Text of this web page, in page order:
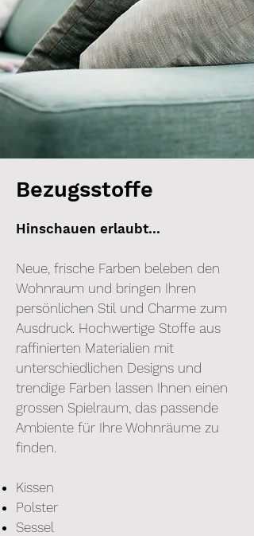
Bezugsstoffe
Hinschauen erlaubt...
Neue, frische Farben beleben den
Wohnraum und bringen Ihren
persönlichen Stil und Charme zum
Ausdruck. Hochwertige Stoffe aus
raffinierten Materialien mit
unterschiedlichen Designs und
trendige Farben lassen Ihnen einen
grossen Spielraum, das passende
Ambiente für Ihre Wohnräume zu
finden.
Kissen
Polster
Sessel